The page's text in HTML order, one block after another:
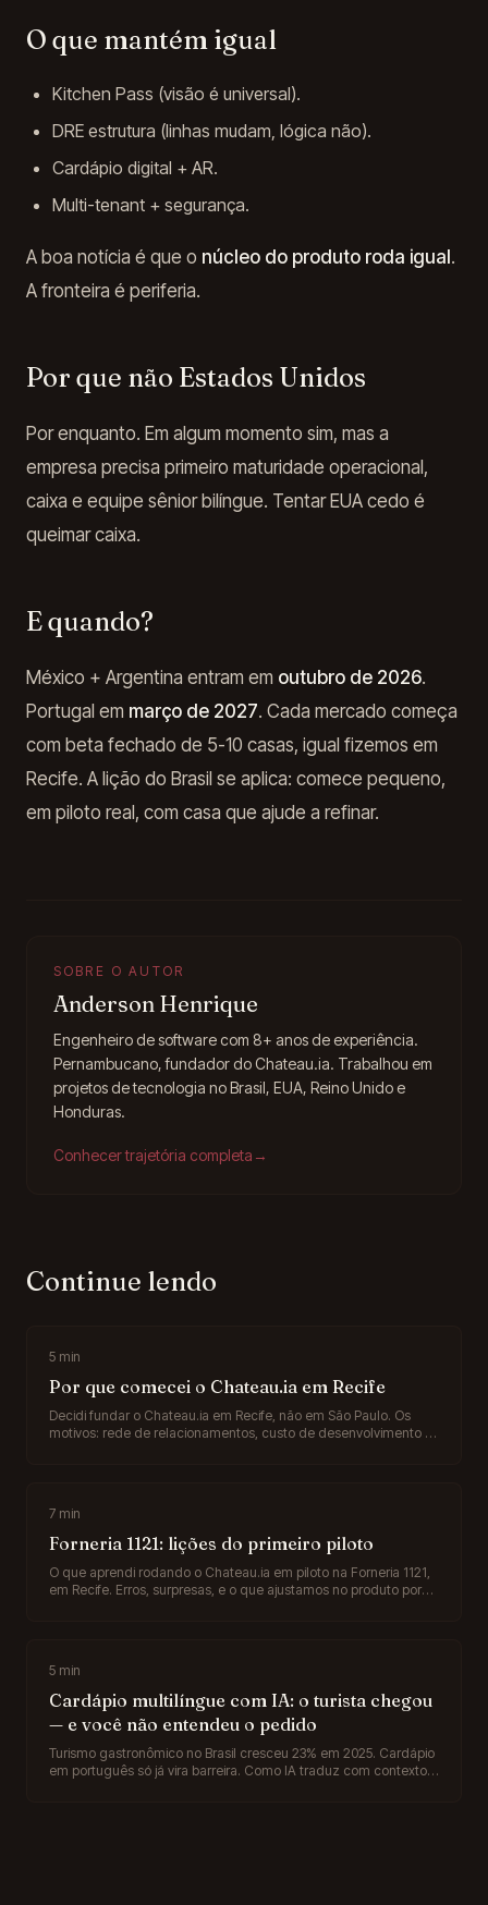
O que mantém igual
Kitchen Pass (visão é universal).
DRE estrutura (linhas mudam, lógica não).
Cardápio digital + AR.
Multi-tenant + segurança.
A boa notícia é que o núcleo do produto roda igual .
A fronteira é periferia.
Por que não Estados Unidos
Por enquanto. Em algum momento sim, mas a
empresa precisa primeiro maturidade operacional,
caixa e equipe sênior bilíngue. Tentar EUA cedo é
queimar caixa.
E quando?
México + Argentina entram em outubro de 2026.
Portugal em março de 2027. Cada mercado começa
com beta fechado de 5-10 casas, igual fizemos em
Recife. A lição do Brasil se aplica: comece pequeno,
em piloto real, com casa que ajude a refinar.
SOBRE O AUTOR
Anderson Henrique
Engenheiro de software com 8+ anos de experiência.
Pernambucano, fundador do Chateau.ia. Trabalhou em
projetos de tecnologia no Brasil, EUA, Reino Unido e
Honduras.
Conhecer trajetória completa →
Continue lendo
5 min
Por que comecei o Chateau.ia em Recife
Decidi fundar o Chateau.ia em Recife, não em São Paulo. Os
motivos: rede de relacionamentos, custo de desenvolvimento e
7 min
Forneria 1121: lições do primeiro piloto
O que aprendi rodando o Chateau.ia em piloto na Forneria 1121,
em Recife. Erros, surpresas, e o que ajustamos no produto por
5 min
Cardápio multilíngue com IA: o turista chegou
— e você não entendeu o pedido
Turismo gastronômico no Brasil cresceu 23% em 2025. Cardápio
em português só já vira barreira. Como IA traduz com contexto